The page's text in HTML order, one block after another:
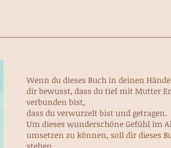
Wenn du dieses Buch in deinen
dir bewusst, dass du tief mit Mutter
verbunden bist,
dass du verwurzelt bist und getragen.
Um dieses wunderschöne Gefühl im
umsetzen zu können, soll dir dieses